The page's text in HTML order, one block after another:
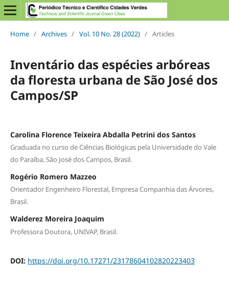
Home / Archives / Vol. 10 No. 28 (2022) / Articles
Inventário das espécies arbóreas
da floresta urbana de São José dos
Campos/SP
Carolina Florence Teixeira Abdalla Petrini dos Santos
Graduada no curso de Ciências Biológicas pela Universidade do Vale
do Paraíba, São José dos Campos, Brasil.
Rogério Romero Mazzeo
Orientador Engenheiro Florestal, Empresa Companhia das Árvores,
Brasil.
Walderez Moreira Joaquim
Professora Doutora, UNIVAP, Brasil.
DOI: https://doi.org/10.17271/23178604102820223403